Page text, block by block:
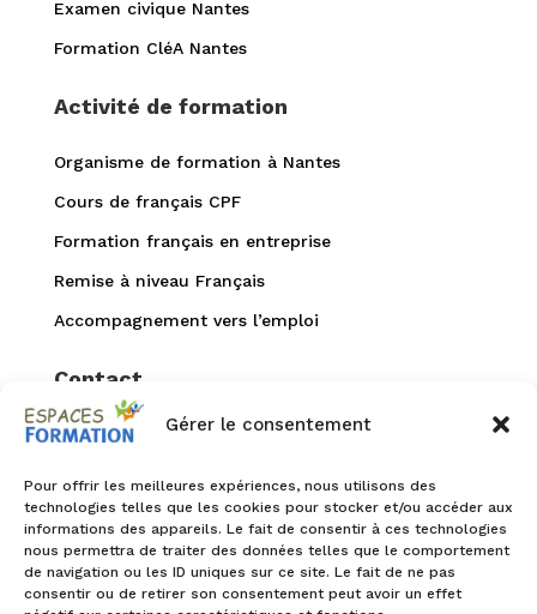
Gérer le consentement
Pour offrir les meilleures expériences, nous utilisons des
technologies telles que les cookies pour stocker et/ou accéder aux
informations des appareils. Le fait de consentir à ces technologies
nous permettra de traiter des données telles que le comportement
de navigation ou les ID uniques sur ce site. Le fait de ne pas
consentir ou de retirer son consentement peut avoir un effet
Examen civique Nantes
Formation CléA Nantes
Activité de formation
Organisme de formation à Nantes
Cours de français CPF
Formation français en entreprise
Remise à niveau Français
Accompagnement vers l’emploi
Contact
 02 40 94 99 52
 accueil@espaces-formation.com
1 rue de la Petite reine
44100 Nantes
 Infos accessibilité